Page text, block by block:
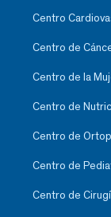
Centro
Centro de
Centro de la
Centro de
Centro de
Centro de
Centro de